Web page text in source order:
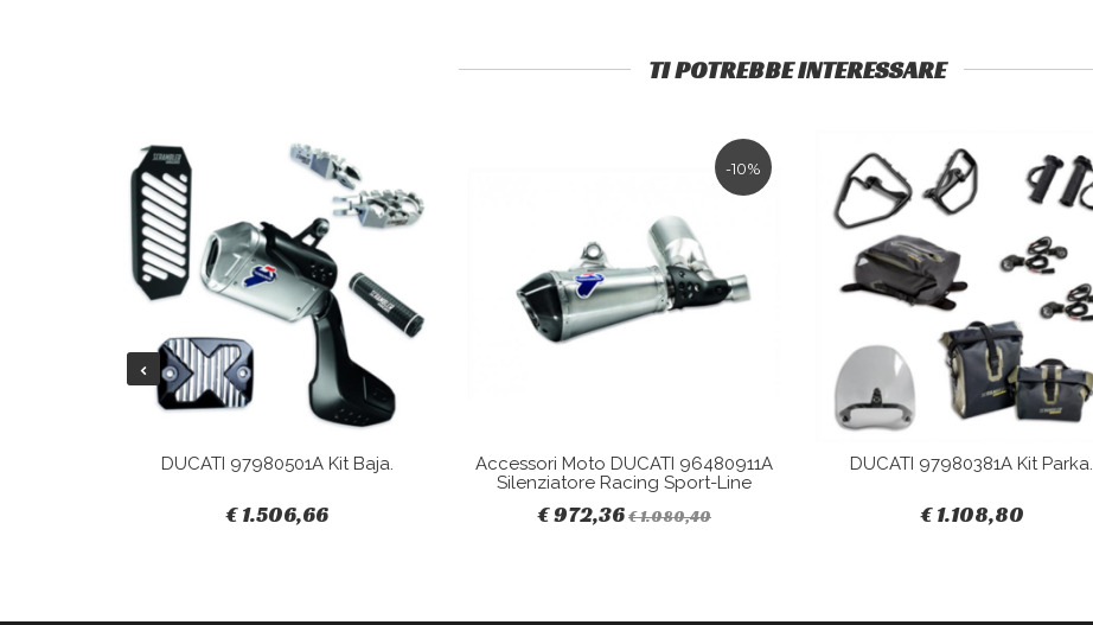
TI POTREBBE INTERESSARE
DUCATI 97980501A Kit Baja.
€ 1.506,66
-10%
Accessori Moto DUCATI 96480911A
Silenziatore Racing Sport-Line
€ 972,36€ 1.080,40
DUCATI 97980381A Kit Parka.
€ 1.108,80